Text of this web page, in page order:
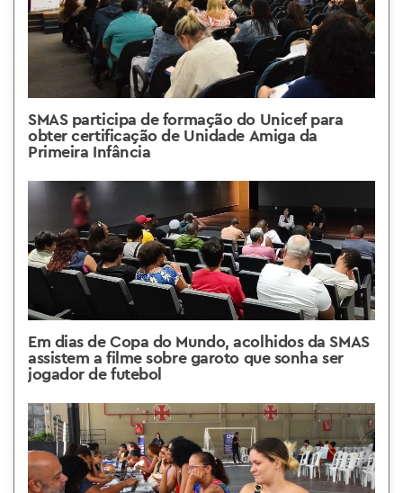
SMAS participa de formação do Unicef para
obter certificação de Unidade Amiga da
Primeira Infância
Em dias de Copa do Mundo, acolhidos da SMAS
assistem a filme sobre garoto que sonha ser
jogador de futebol